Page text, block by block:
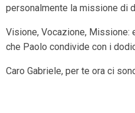
personalmente la missione di
Visione, Vocazione,
che Paolo condivide con i
Caro Gabriele, per te ora ci